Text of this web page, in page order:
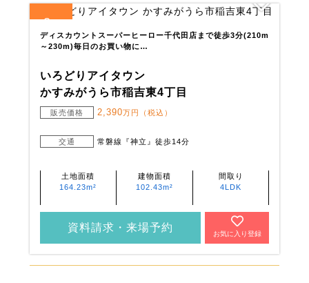
2
ディスカウントスーパーヒーロー千代田店まで徒歩3分(210m
～230m)毎日のお買い物に…
いろどりアイタウン
かすみがうら市稲吉東4丁目
販売価格 2,390万円（税込）
交通 常磐線『神立』徒歩14分
土地面積
164.23m²
建物面積
102.43m²
間取り
4LDK
資料請求・来場予約
お気に入り登録